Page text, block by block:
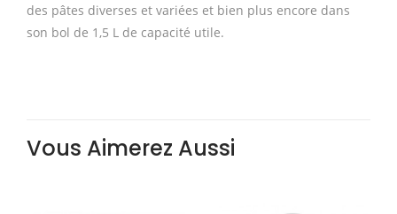
des pâtes diverses et variées et bien plus encore dans
son bol de 1,5 L de capacité utile.
Vous Aimerez Aussi